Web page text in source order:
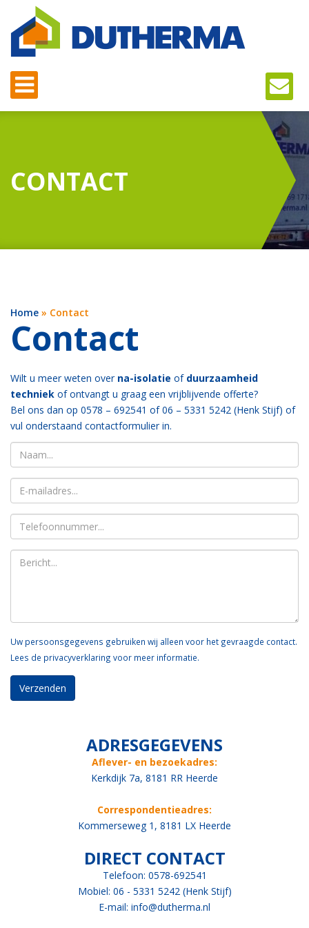
CONTACT
Home » Contact
Contact
Wilt u meer weten over na-isolatie of duurzaamheid
techniek of ontvangt u graag een vrijblijvende offerte?
Bel ons dan op 0578 – 692541 of 06 – 5331 5242 (Henk Stijf) of
vul onderstaand contactformulier in.
Uw persoonsgegevens gebruiken wij alleen voor het gevraagde contact.
Lees de privacyverklaring voor meer informatie.
ADRESGEGEVENS
Aflever- en bezoekadres:
Kerkdijk 7a, 8181 RR Heerde
Correspondentieadres:
Kommerseweg 1, 8181 LX Heerde
DIRECT CONTACT
Telefoon: 0578-692541
Mobiel: 06 - 5331 5242 (Henk Stijf)
E-mail: info@dutherma.nl